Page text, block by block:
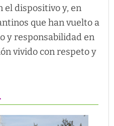
el dispositivo y, en
que han vuelto a
y responsabilidad en
vivido con respeto y